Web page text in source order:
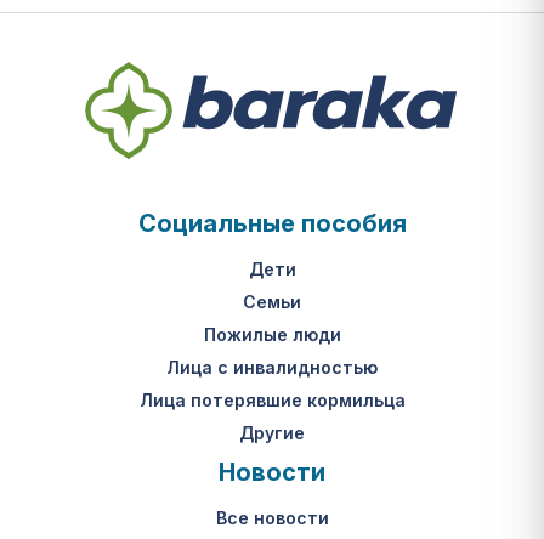
Социальные пособия
Дети
Семьи
Пожилые люди
Лица с инвалидностью
Лица потерявшие кормильца
Другие
Новости
Все новости